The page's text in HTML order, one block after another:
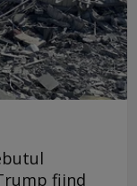
fiind